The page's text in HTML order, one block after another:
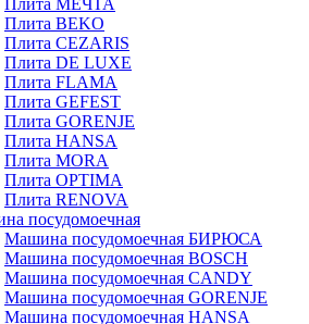
Плита МЕЧТА
Плита BEKO
Плита CEZARIS
Плита DE LUXE
Плита FLAMA
Плита GEFEST
Плита GORENJE
Плита HANSA
Плита MORA
Плита OPTIMA
Плита RENOVA
посудомоечная
Машина посудомоечная БИРЮСА
Машина посудомоечная BOSCH
Машина посудомоечная CANDY
Машина посудомоечная GORENJE
Машина посудомоечная HANSA